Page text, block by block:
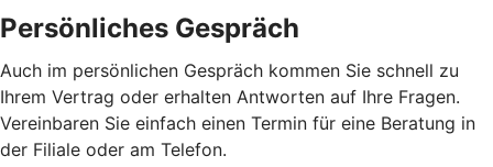
Persönliches Gespräch
Auch im persönlichen Gespräch kommen Sie schnell zu
Ihrem Vertrag oder erhalten Antworten auf Ihre Fragen.
Vereinbaren Sie einfach einen Termin für eine Beratung in
der Filiale oder am Telefon.